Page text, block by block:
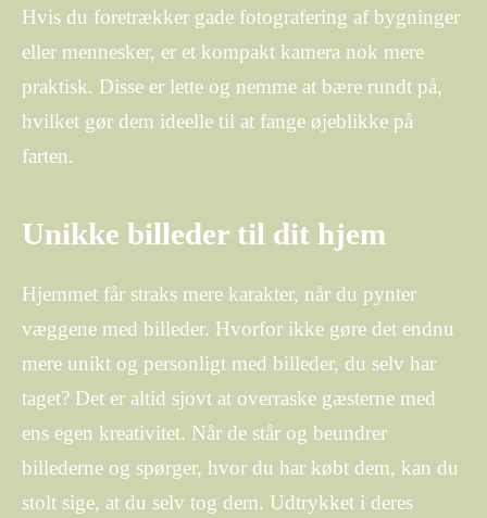
Hvis du foretrækker gade fotografering af bygninger
eller mennesker, er et kompakt kamera nok mere
praktisk. Disse er lette og nemme at bære rundt på,
hvilket gør dem ideelle til at fange øjeblikke på
farten.
Unikke billeder til dit hjem
Hjemmet får straks mere karakter, når du pynter
væggene med billeder. Hvorfor ikke gøre det endnu
mere unikt og personligt med billeder, du selv har
taget? Det er altid sjovt at overraske gæsterne med
ens egen kreativitet. Når de står og beundrer
billederne og spørger, hvor du har købt dem, kan du
stolt sige, at du selv tog dem. Udtrykket i deres